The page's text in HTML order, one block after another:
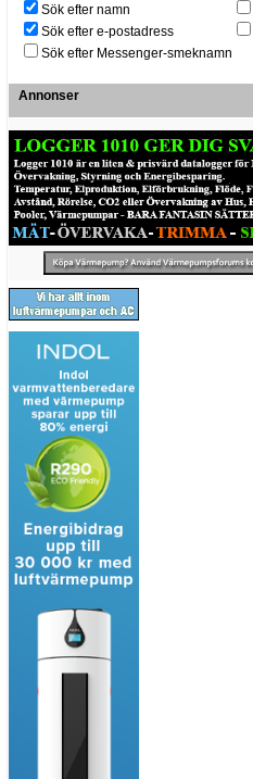
Sök efter namn
Sök efter e-postadress
Sök efter Messenger-smeknamn
Annonser